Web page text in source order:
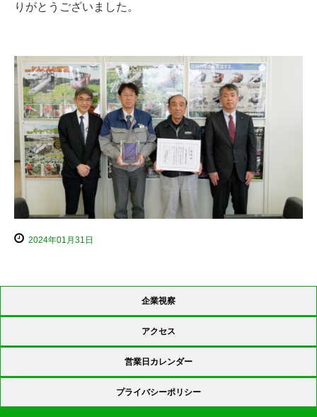
りがとうございました。
2024年01月31日
企業視察
アクセス
営業日カレンダー
プライバシーポリシー